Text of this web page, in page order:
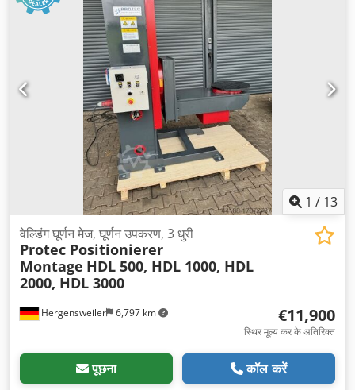
1 / 13
Hergensweiler 6,797 km
वेल्डिंग घूर्णन मेज, घूर्णन उपकरण, 3 धुरी
Protec Positionierer
Montage HDL 500, HDL 1000, HDL
2000, HDL 3000
€11,900
स्थिर मूल्य कर के अतिरिक्त
पूछना कॉल करें